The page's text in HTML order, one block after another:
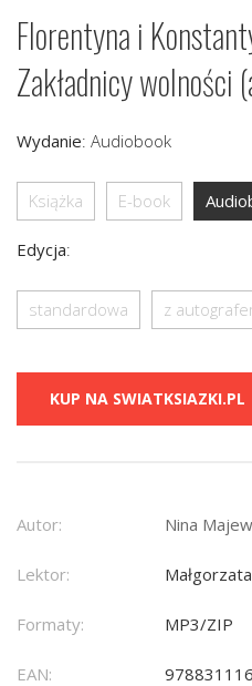
Florentyna i
Zakładnicy wolności
Wydanie: Audiobook
Książka E-book
Edycja:
standardowa z
KUP NA SWIATKSIAZKI.PL
Autor: Nina
Lektor:
Formaty: MP3/ZIP
EAN: